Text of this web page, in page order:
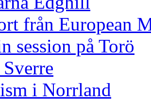
från European
session på Torö
i Norrland